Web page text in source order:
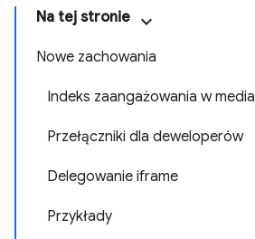
Na tej stronie
Nowe zachowania
Indeks zaangażowania w media
Przełączniki dla deweloperów
Delegowanie iframe
Przykłady